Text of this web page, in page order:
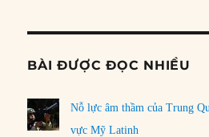
BÀI ĐƯỢC ĐỌC NHIỀU
Nỗ lực âm thầm của Trung
vực Mỹ Latinh